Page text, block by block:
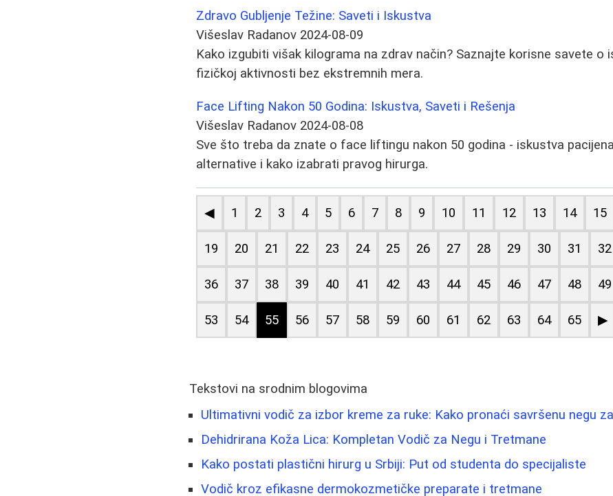
Zdravo Gubljenje Težine: Saveti i Iskustva
Višeslav Radanov 2024-08-09
Kako izgubiti višak kilograma na zdrav način? Saznajte korisne savete o
fizičkoj aktivnosti bez ekstremnih mera.
Face Lifting Nakon 50 Godina: Iskustva, Saveti i Rešenja
Višeslav Radanov 2024-08-08
Sve što treba da znate o face liftingu nakon 50 godina - iskustva
alternative i kako izabrati pravog hirurga.
◀ 1 2 3 4 5 6 7 8 9 10 11 12 13 14 15
19 20 21 22 23 24 25 26 27 28 29 30 31 32
36 37 38 39 40 41 42 43 44 45 46 47 48 49
53 54 55 56 57 58 59 60 61 62 63 64 65 ▶
Tekstovi na srodnim blogovima
Ultimativni vodič za izbor kreme za ruke: Kako pronaći savršenu negu
Dehidrirana Koža Lica: Kompletan Vodič za Negu i Tretmane
Kako postati plastični hirurg u Srbiji: Put od studenta do specijaliste
Vodič kroz efikasne dermokozmetičke preparate i tretmane